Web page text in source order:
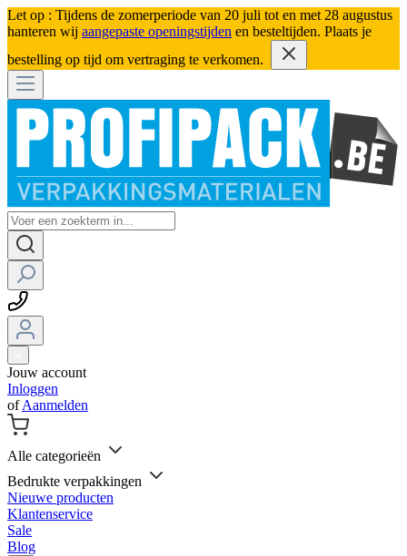
Let op : Tijdens de zomerperiode van 20 juli tot en met 28 augustus
hanteren wij aangepaste openingstijden en besteltijden. Plaats je
bestelling op tijd om vertraging te verkomen.
Jouw account
Inloggen
ofAanmelden
Alle categorieën
Bedrukte verpakkingen
Nieuwe producten
Klantenservice
Sale
Blog